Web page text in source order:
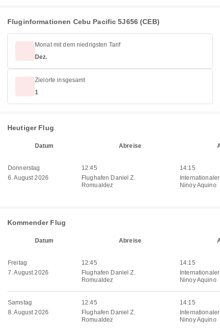
Fluginformationen Cebu Pacific 5J656 (CEB)
Monat mit dem niedrigsten Tarif
Dez.
Zielorte insgesamt
1
Heutiger Flug
Datum Abreise
Donnerstag
6. August 2026
12:45
Flughafen Daniel Z.
Romualdez
14:15
Ninoy Aquino
Kommender Flug
Datum Abreise
Freitag
7. August 2026
12:45
Flughafen Daniel Z.
Romualdez
14:15
Ninoy Aquino
Samstag
8. August 2026
12:45
Flughafen Daniel Z.
Romualdez
14:15
Ninoy Aquino